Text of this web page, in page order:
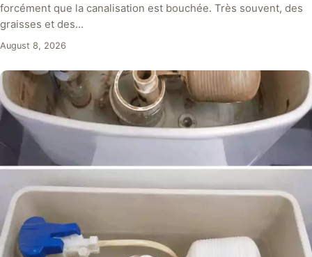
forcément que la canalisation est bouchée. Très souvent, des
graisses et des…
August 8, 2026